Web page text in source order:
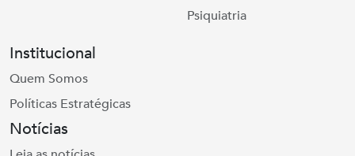
Psiquiatria
Institucional
Quem Somos
Políticas Estratégicas
Notícias